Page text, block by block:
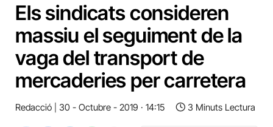
Els sindicats consideren
massiu el seguiment de la
vaga del transport de
mercaderies per carretera
Redacció 30 - Octubre - 2019 · 14:15 3 Minuts Lectura